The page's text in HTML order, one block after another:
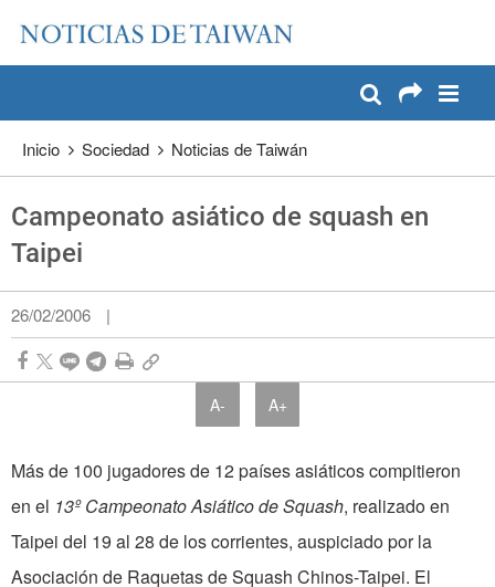
Pase a contenido principal
Inicio Sociedad Noticias de Taiwán
Campeonato asiático de squash en
Taipei
26/02/2006 |
A- A+
Más de 100 jugadores de 12 países asiáticos compitieron
en el 13º Campeonato Asiático de Squash, realizado en
Taipei del 19 al 28 de los corrientes, auspiciado por la
Asociación de Raquetas de Squash Chinos-Taipei. El